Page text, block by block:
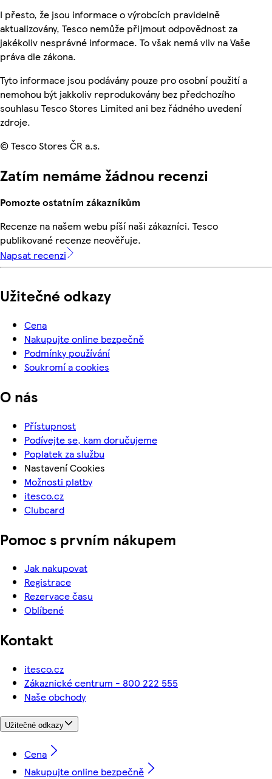
I přesto, že jsou informace o výrobcích pravidelně
aktualizovány, Tesco nemůže přijmout odpovědnost za
jakékoliv nesprávné informace. To však nemá vliv na Vaše
práva dle zákona.
Tyto informace jsou podávány pouze pro osobní použití a
nemohou být jakkoliv reprodukovány bez předchozího
souhlasu Tesco Stores Limited ani bez řádného uvedení
zdroje.
© Tesco Stores ČR a.s.
Zatím nemáme žádnou recenzi
Pomozte ostatním zákazníkům
Recenze na našem webu píší naši zákazníci. Tesco
publikované recenze neověřuje.
Napsat recenzi
Užitečné odkazy
Cena
Nakupujte online bezpečně
Podmínky používání
Soukromí a cookies
O nás
Přístupnost
Podívejte se, kam doručujeme
Poplatek za službu
Nastavení Cookies
Možnosti platby
itesco.cz
Clubcard
Pomoc s prvním nákupem
Jak nakupovat
Registrace
Rezervace času
Oblíbené
Kontakt
itesco.cz
Zákaznické centrum - 800 222 555
Naše obchody
Užitečné odkazy
Cena
Nakupujte online bezpečně